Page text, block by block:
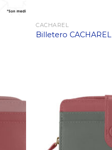
CACHAREL
Billetero CACHAREL